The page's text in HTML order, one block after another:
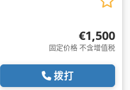
€1,500
固定价格 不含增值税
拨打